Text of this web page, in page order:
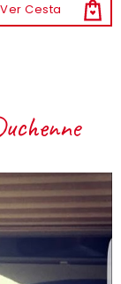
Ver Cesta